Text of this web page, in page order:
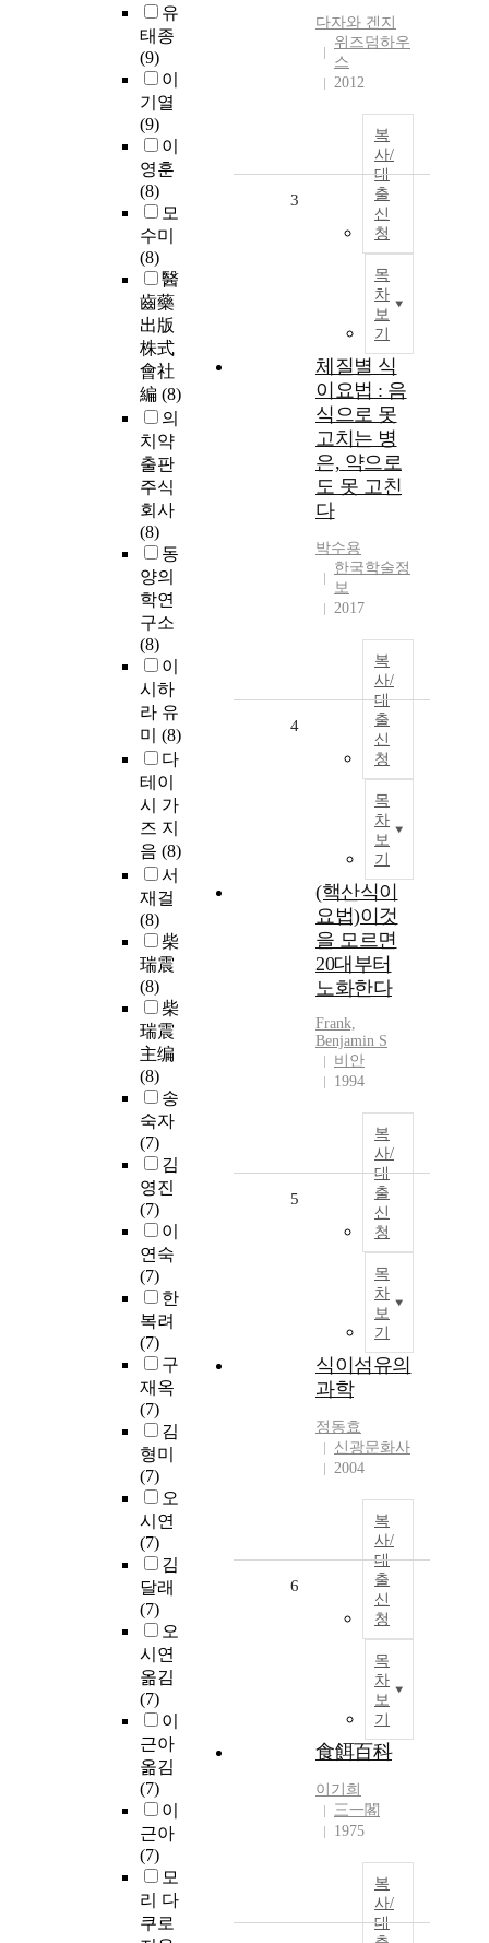
유
태종
(9)
이
기열
(9)
이
영훈
(8)
모
수미
(8)
醫
齒藥
出版
株式
會社
編 (8)
의
치약
출판
주식
회사
(8)
동
양의
학연
구소
(8)
이
시하
라 유
미 (8)
다
테이
시 가
즈 지
음 (8)
서
재걸
(8)
柴
瑞震
(8)
柴
瑞震
主编
(8)
송
숙자
(7)
김
영진
(7)
이
연숙
(7)
한
복려
(7)
구
재옥
(7)
김
형미
(7)
오
시연
(7)
김
달래
(7)
오
시연
옮김
(7)
이
근아
옮김
(7)
이
근아
(7)
모
리 다
쿠로
다자와 겐지
위즈덤하우
스
2012
복
사/
대
출
신
청
목
차
보
기
3
체질별 식
이요법 : 음
식으로 못
고치는 병
은, 약으로
도 못 고친
다
박수용
한국학술정
보
2017
복
사/
대
출
신
청
목
차
보
기
4
(핵산식이
요법)이것
을 모르면
20대부터
노화한다
Frank,
Benjamin S
비안
1994
복
사/
대
출
신
청
목
차
보
기
5
식이섬유의
과학
정동효
신광문화사
2004
복
사/
대
출
신
청
목
차
보
기
6
食餌百科
이기희
三一閣
1975
복
사/
대